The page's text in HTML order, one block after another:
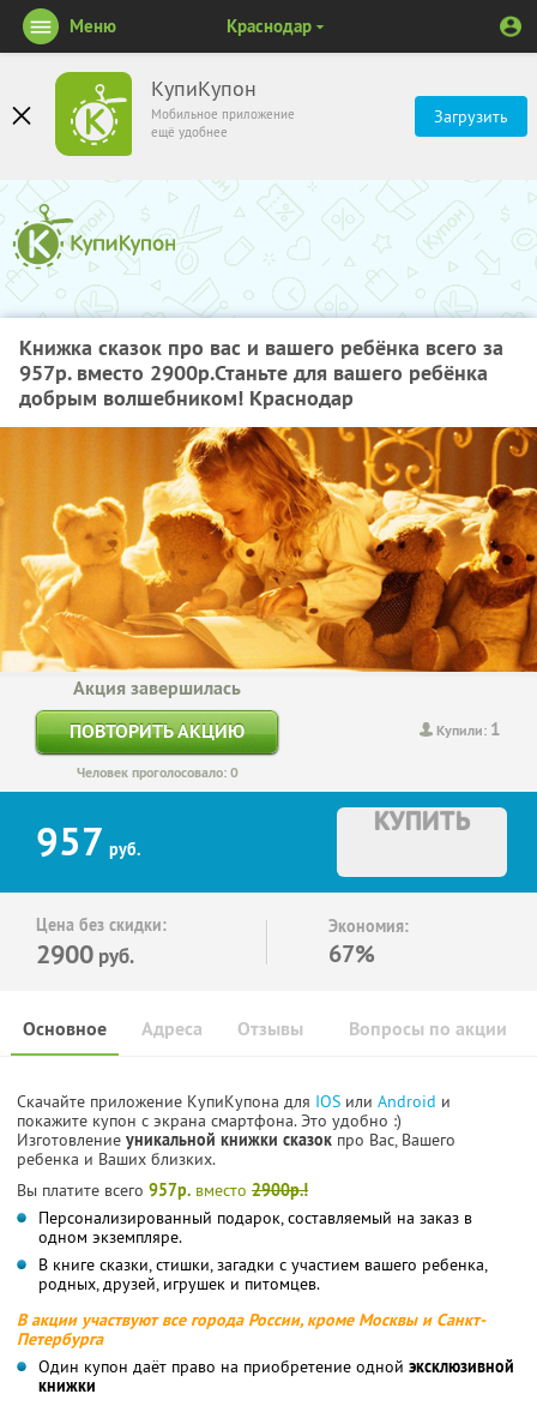
КупиКупон
Мобильное приложение
ещё удобнее
Загрузить
Меню Краснодар
Книжка сказок про вас и вашего ребёнка всего за
957р. вместо 2900р.Станьте для вашего ребёнка
добрым волшебником! Краснодар
Купили: 1
Акция завершилась
ПОВТОРИТЬ АКЦИЮ
Человек проголосовало: 0
957 руб.
КУПИТЬ
Цена без скидки:
2900 руб.
Экономия:
67%
Основное Отзывы Вопросы по акции
Адреса
Скачайте приложение КупиКупона для IOS или Android и
покажите купон с экрана смартфона. Это удобно :)
Изготовление уникальной книжки сказок про Вас, Вашего
ребенка и Ваших близких.
Вы платите всего 957р. вместо 2900р.!
Персонализированный подарок, составляемый на заказ в
одном экземпляре.
В книге сказки, стишки, загадки с участием вашего ребенка,
родных, друзей, игрушек и питомцев.
В акции участвуют все города России, кроме Москвы и Санкт-
Петербурга
Один купон даёт право на приобретение одной эксклюзивной
книжки